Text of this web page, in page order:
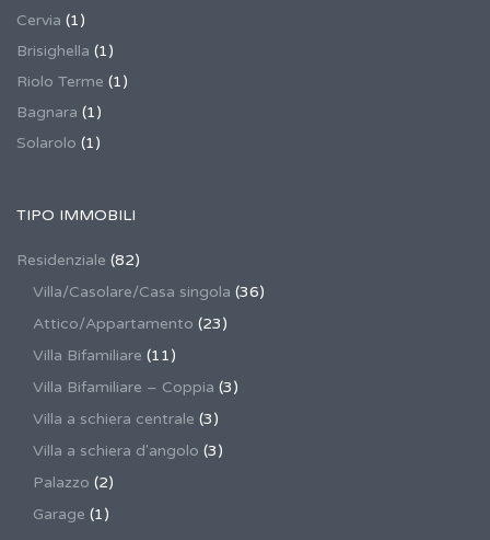
Cervia (1)
Brisighella (1)
Riolo Terme (1)
Bagnara (1)
Solarolo (1)
TIPO IMMOBILI
Residenziale (82)
Villa/Casolare/Casa singola (36)
Attico/Appartamento (23)
Villa Bifamiliare (11)
Villa Bifamiliare – Coppia (3)
Villa a schiera centrale (3)
Villa a schiera d'angolo (3)
Palazzo (2)
Garage (1)